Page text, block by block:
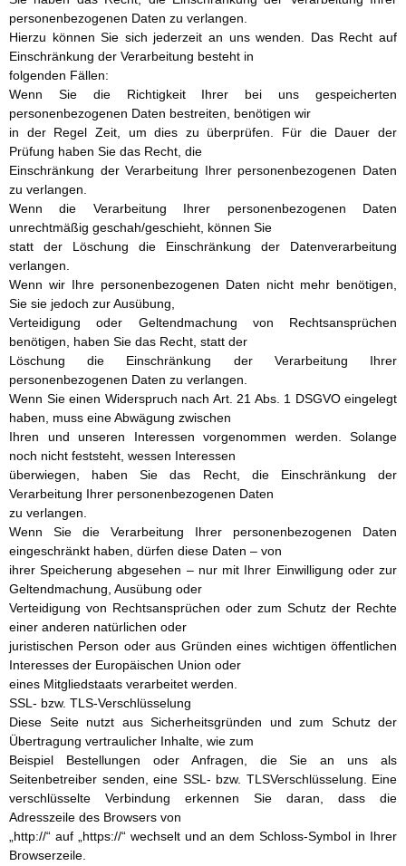
personenbezogenen Daten zu verlangen.
Hierzu können Sie sich jederzeit an uns wenden. Das Recht auf
Einschränkung der Verarbeitung besteht in
folgenden Fällen:
Wenn Sie die Richtigkeit Ihrer bei uns gespeicherten
personenbezogenen Daten bestreiten, benötigen wir
in der Regel Zeit, um dies zu überprüfen. Für die Dauer der
Prüfung haben Sie das Recht, die
Einschränkung der Verarbeitung Ihrer personenbezogenen Daten
zu verlangen.
Wenn die Verarbeitung Ihrer personenbezogenen Daten
unrechtmäßig geschah/geschieht, können Sie
statt der Löschung die Einschränkung der Datenverarbeitung
verlangen.
Wenn wir Ihre personenbezogenen Daten nicht mehr benötigen,
Sie sie jedoch zur Ausübung,
Verteidigung oder Geltendmachung von Rechtsansprüchen
benötigen, haben Sie das Recht, statt der
Löschung die Einschränkung der Verarbeitung Ihrer
personenbezogenen Daten zu verlangen.
Wenn Sie einen Widerspruch nach Art. 21 Abs. 1 DSGVO eingelegt
haben, muss eine Abwägung zwischen
Ihren und unseren Interessen vorgenommen werden. Solange
noch nicht feststeht, wessen Interessen
überwiegen, haben Sie das Recht, die Einschränkung der
Verarbeitung Ihrer personenbezogenen Daten
zu verlangen.
Wenn Sie die Verarbeitung Ihrer personenbezogenen Daten
eingeschränkt haben, dürfen diese Daten – von
ihrer Speicherung abgesehen – nur mit Ihrer Einwilligung oder zur
Geltendmachung, Ausübung oder
Verteidigung von Rechtsansprüchen oder zum Schutz der Rechte
einer anderen natürlichen oder
juristischen Person oder aus Gründen eines wichtigen öffentlichen
Interesses der Europäischen Union oder
eines Mitgliedstaats verarbeitet werden.
SSL- bzw. TLS-Verschlüsselung
Diese Seite nutzt aus Sicherheitsgründen und zum Schutz der
Übertragung vertraulicher Inhalte, wie zum
Beispiel Bestellungen oder Anfragen, die Sie an uns als
Seitenbetreiber senden, eine SSL- bzw. TLSVerschlüsselung. Eine
verschlüsselte Verbindung erkennen Sie daran, dass die
Adresszeile des Browsers von
„http://“ auf „https://“ wechselt und an dem Schloss-Symbol in Ihrer
Browserzeile.